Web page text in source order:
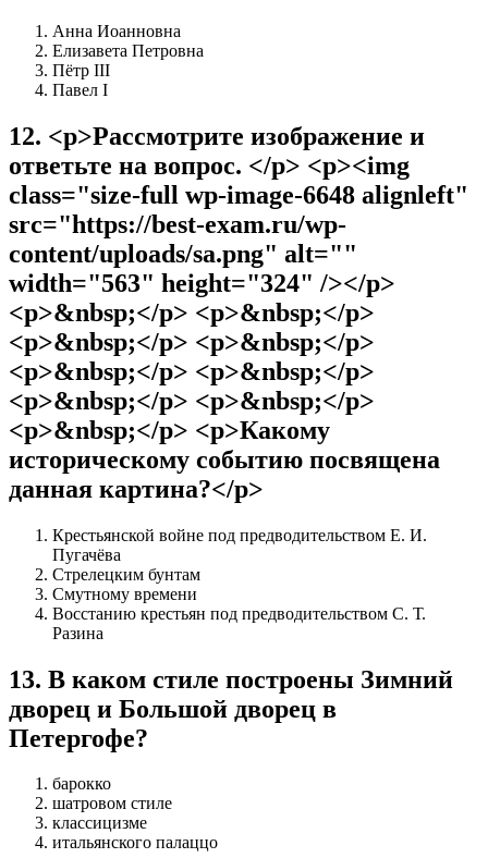
Анна Иоанновна
Елизавета Петровна
Пётр III
Павел I
12. <p>Рассмотрите изображение и
ответьте на вопрос. </p> <p><img
class="size-full wp-image-6648 alignleft"
src="https://best-exam.ru/wp-
content/uploads/sa.png" alt=""
width="563" height="324" /></p>
<p>&nbsp;</p> <p>&nbsp;</p>
<p>&nbsp;</p> <p>&nbsp;</p>
<p>&nbsp;</p> <p>&nbsp;</p>
<p>&nbsp;</p> <p>&nbsp;</p>
<p>&nbsp;</p> <p>Какому
историческому событию посвящена
данная картина?</p>
Крестьянской войне под предводительством Е. И.
Пугачёва
Стрелецким бунтам
Смутному времени
Восстанию крестьян под предводительством С. Т.
Разина
13. В каком стиле построены Зимний
дворец и Большой дворец в
Петергофе?
барокко
шатровом стиле
классицизме
итальянского палаццо